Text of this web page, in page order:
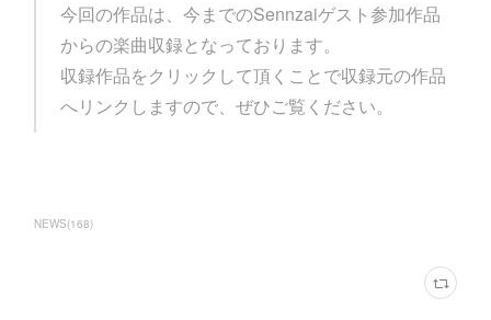
今回の作品は、今までのSennzaiゲスト参加作品
からの楽曲収録となっております。
収録作品をクリックして頂くことで収録元の作品
へリンクしますので、ぜひご覧ください。
NEWS(168)